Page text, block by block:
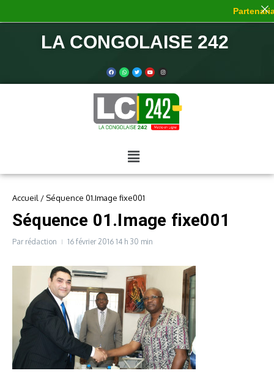
LA CONGOLAISE 242
Accueil / Séquence 01.Image fixe001
Séquence 01.Image fixe001
Par rédaction 16 février 2016 14 h 30 min